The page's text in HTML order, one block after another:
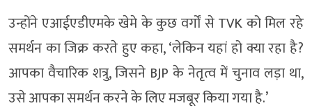
उन्होंने एआईएडीएमके खेमे के कुछ वर्गों से TVK को मिल रहे
समर्थन का जिक्र करते हुए कहा, ‘लेकिन यहां हो क्या रहा है?
आपका वैचारिक शत्रु, जिसने BJP के नेतृत्व में चुनाव लड़ा था,
उसे आपका समर्थन करने के लिए मजबूर किया गया है.’